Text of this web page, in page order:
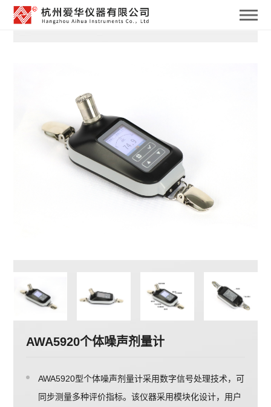
AWA5920个体噪声剂量计
AWA5920型个体噪声剂量计采用数字信号处理技术，可
同步测量多种评价指标。该仪器采用模块化设计，用户